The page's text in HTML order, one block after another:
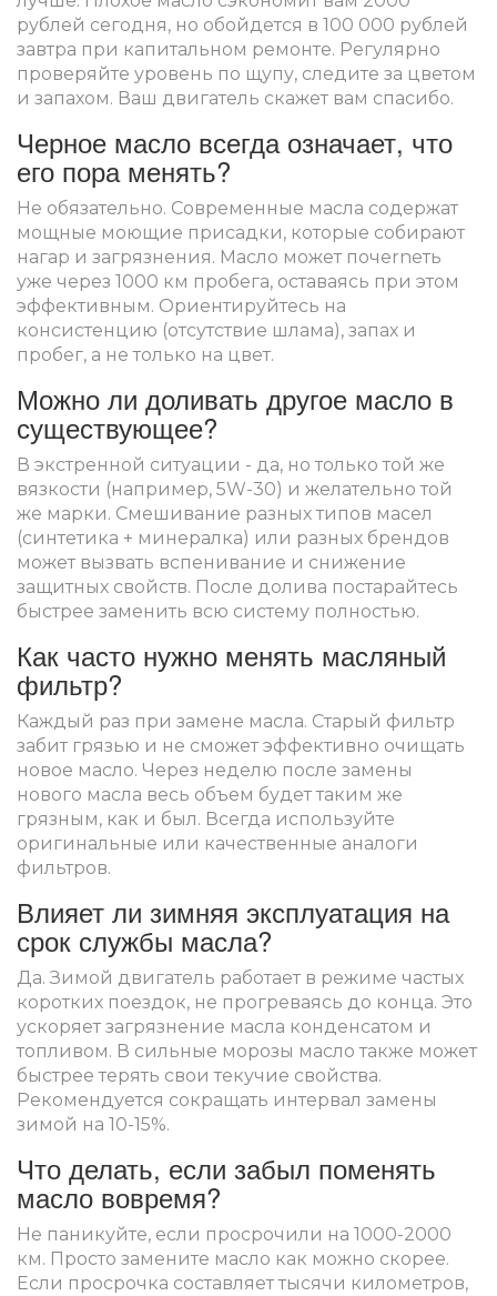
рублей сегодня, но обойдется в 100 000 рублей
завтра при капитальном ремонте. Регулярно
проверяйте уровень по щупу, следите за цветом
и запахом. Ваш двигатель скажет вам спасибо.
Черное масло всегда означает, что
его пора менять?
Не обязательно. Современные масла содержат
мощные моющие присадки, которые собирают
нагар и загрязнения. Масло может почernеть
уже через 1000 км пробега, оставаясь при этом
эффективным. Ориентируйтесь на
консистенцию (отсутствие шлама), запах и
пробег, а не только на цвет.
Можно ли доливать другое масло в
существующее?
В экстренной ситуации - да, но только той же
вязкости (например, 5W-30) и желательно той
же марки. Смешивание разных типов масел
(синтетика + минералка) или разных брендов
может вызвать вспенивание и снижение
защитных свойств. После долива постарайтесь
быстрее заменить всю систему полностью.
Как часто нужно менять масляный
фильтр?
Каждый раз при замене масла. Старый фильтр
забит грязью и не сможет эффективно очищать
новое масло. Через неделю после замены
нового масла весь объем будет таким же
грязным, как и был. Всегда используйте
оригинальные или качественные аналоги
фильтров.
Влияет ли зимняя эксплуатация на
срок службы масла?
Да. Зимой двигатель работает в режиме частых
коротких поездок, не прогреваясь до конца. Это
ускоряет загрязнение масла конденсатом и
топливом. В сильные морозы масло также может
быстрее терять свои текучие свойства.
Рекомендуется сокращать интервал замены
зимой на 10-15%.
Что делать, если забыл поменять
масло вовремя?
Не паникуйте, если просрочили на 1000-2000
км. Просто замените масло как можно скорее.
Если просрочка составляет тысячи километров,